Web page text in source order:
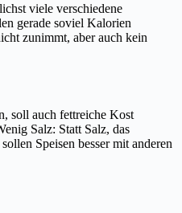
viele verschiedene
gerade soviel Kalorien
zunimmt, aber auch kein
soll auch fettreiche Kost
Salz: Statt Salz, das
Speisen besser mit anderen